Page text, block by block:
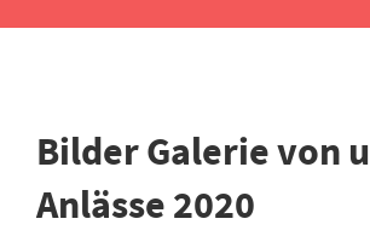
Bilder Galerie von
Anlässe 2020